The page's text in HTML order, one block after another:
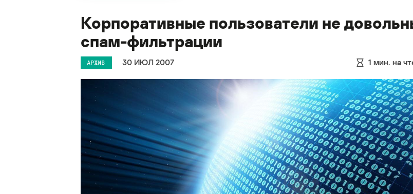
Корпоративные пользователи не
спам-фильтрации
АРХИВ 30 ИЮЛ 2007 1 мин. на